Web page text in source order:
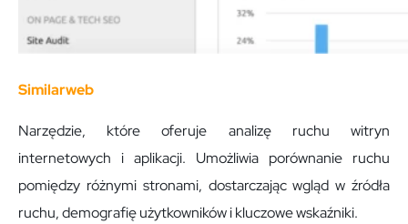
Similarweb
Narzędzie, które oferuje analizę ruchu witryn
internetowych i aplikacji. Umożliwia porównanie ruchu
pomiędzy różnymi stronami, dostarczając wgląd w źródła
ruchu, demografię użytkowników i kluczowe wskaźniki.